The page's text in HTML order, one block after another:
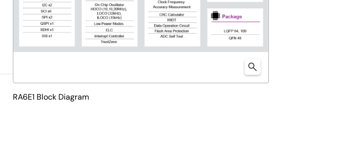
RA6E1 Block Diagram